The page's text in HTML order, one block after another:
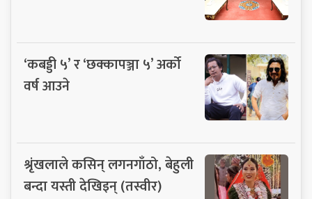
‘कबड्डी ५’ र ‘छक्कापञ्जा ५’ अर्को
वर्ष आउने
श्रृंखलाले कसिन् लगनगाँठो, बेहुली
बन्दा यस्ती देखिइन् (तस्वीर)